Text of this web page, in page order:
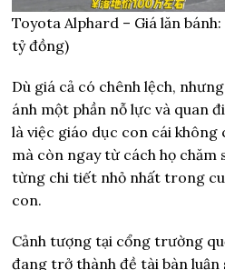
Toyota Alphard – Giá lăn
tỷ đồng)
Dù giá cả có chênh lệch,
ánh một phần nỗ lực và quan
là việc giáo dục con cái
mà còn ngay từ cách họ chăm
từng chi tiết nhỏ nhất trong
con.
Cảnh tượng tại cổng trường
đang trở thành đề tài bàn